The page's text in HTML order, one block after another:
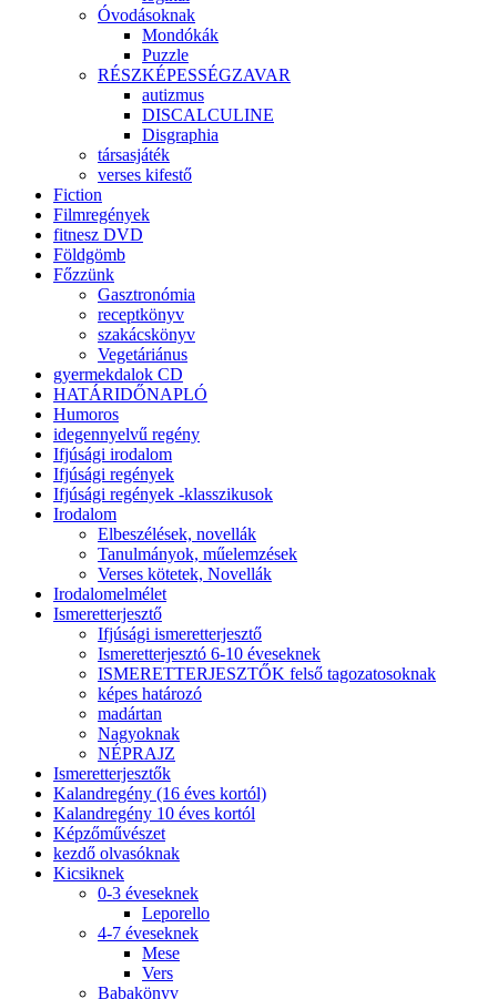
Óvodásoknak
Mondókák
Puzzle
RÉSZKÉPESSÉGZAVAR
autizmus
DISCALCULINE
Disgraphia
társasjáték
verses kifestő
Fiction
Filmregények
fitnesz DVD
Földgömb
Főzzünk
Gasztronómia
receptkönyv
szakácskönyv
Vegetáriánus
gyermekdalok CD
HATÁRIDŐNAPLÓ
Humoros
idegennyelvű regény
Ifjúsági irodalom
Ifjúsági regények
Ifjúsági regények -klasszikusok
Irodalom
Elbeszélések, novellák
Tanulmányok, műelemzések
Verses kötetek, Novellák
Irodalomelmélet
Ismeretterjesztő
Ifjúsági ismeretterjesztő
Ismeretterjesztó 6-10 éveseknek
ISMERETTERJESZTŐK felső tagozatosoknak
képes határozó
madártan
Nagyoknak
NÉPRAJZ
Ismeretterjesztők
Kalandregény (16 éves kortól)
Kalandregény 10 éves kortól
Képzőművészet
kezdő olvasóknak
Kicsiknek
0-3 éveseknek
Leporello
4-7 éveseknek
Mese
Vers
Babakönyv